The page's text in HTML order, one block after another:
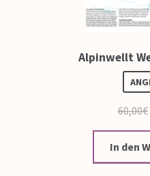
Alpinwellt
60,00€
In den